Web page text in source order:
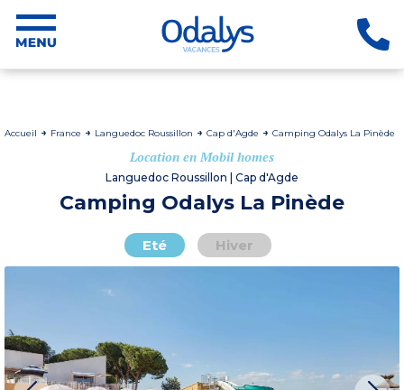
Accueil France Languedoc Roussillon Cap d'Agde Camping Odalys La Pinède
Location en Mobil homes
Languedoc Roussillon | Cap d'Agde
Camping Odalys La Pinède
Eté Hiver